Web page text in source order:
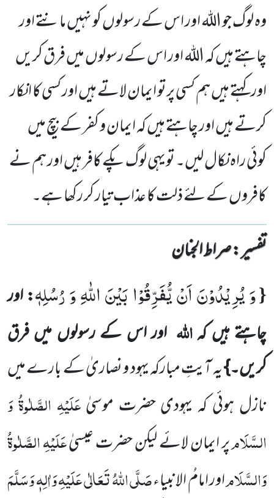
وہ لوگ جو اللہ اور اس کے رسولوں کو نہیں مانتے اور
چاہتے ہیں کہ اللہ اور اس کے رسولوں میں فرق کریں
اور کہتے ہیں ہم کسی پرتو ایمان لاتے ہیں اور کسی کا انکار
کرتے ہیں اور چاہتے ہیں کہ ایمان و کفر کے بیچ میں
کوئی راہ نکال لیں۔ تویہی لوگ پکے کافر ہیں اور ہم نے
کافروں کے لئے ذلت کا عذاب تیار کر رکھا ہے۔
تفسیر : ‎صراط الجنان
{وَ یُرِیْدُوْنَ اَنْ یُّفَرِّقُوْا بَیْنَ اللّٰهِ وَ رُسُلِهٖ: اور
چاہتے ہیں کہاللہ اور اس کے رسولوں میں فرق
کریں۔}یہ آیتِ مبارکہ یہود و نصاریٰ کے بارے میں
نازل ہوئی کہ یہودی حضرت موسیٰعَلَیْہِ الصَّلٰوۃُ وَ
السَّلَامپر ایمان لائے لیکن حضرت عیسیٰعَلَیْہِ الصَّلٰوۃُ
وَالسَّلَاماور امامُ الانبیاءصَلَّی اللہُ تَعَالٰی عَلَیْہِ وَاٰلِہٖ وَسَلَّمَ